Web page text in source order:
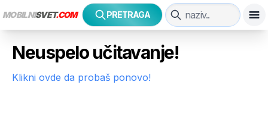
MOBILNISVET.COM PRETRAGA
Neuspelo učitavanje!
Klikni ovde da probaš ponovo!